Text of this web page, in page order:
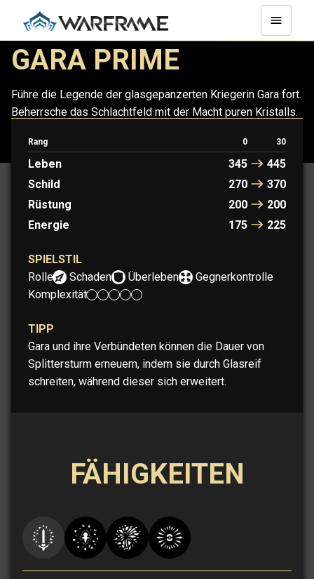
GARA PRIME
Führe die Legende der glasgepanzerten Kriegerin Gara fort.
Beherrsche das Schlachtfeld mit der Macht puren Kristalls.
Rang 0 30
Leben 345
445
Schild
270
370
Rüstung
200
200
Energie
175 225
SPIELSTIL
Rolle:
Schaden Überleben
Gegnerkontrolle
Komplexität:
TIPP
Gara und ihre Verbündeten können die Dauer von
Splittersturm erneuern, indem sie durch Glasreif
schreiten, während dieser sich erweitert.
FÄHIGKEITEN